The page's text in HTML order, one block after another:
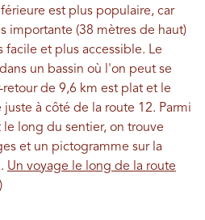
est plus populaire, car
importante (38 mètres de haut)
facile et plus accessible. Le
un bassin où l'on peut se
retour de 9,6 km est plat et le
à côté de la route 12. Parmi
long du sentier, on trouve
et un pictogramme sur la
Un voyage le long de la route
)